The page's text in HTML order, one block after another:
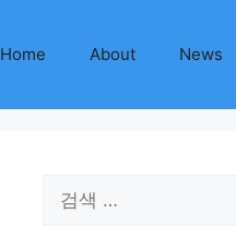
Home About News
색: